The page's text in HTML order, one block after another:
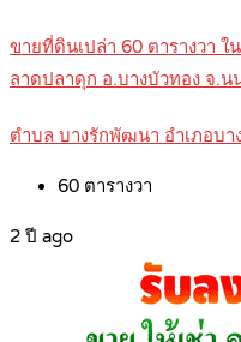
ขายที่ดินเปล่า 60 ตารางวา
ลาดปลาดุก อ.บางบัวทอง จ.
ตำบล บางรักพัฒนา อำเภอบ
60 ตารางวา
2 ปี ago